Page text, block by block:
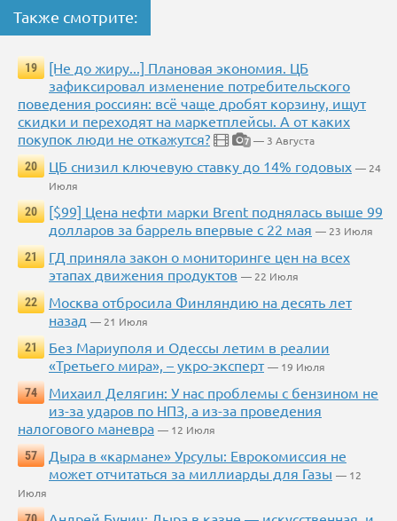
Также смотрите:
19
[Не до жиру...] Плановая экономия. ЦБ
зафиксировал изменение потребительского
поведения россиян: всё чаще дробят корзину, ищут
скидки и переходят на маркетплейсы. А от каких
покупок люди не откажутся?
7 — 3 Августа
20
ЦБ снизил ключевую ставку до 14% годовых — 24
Июля
20
[$99] Цена нефти марки Brent поднялась выше 99
долларов за баррель впервые с 22 мая — 23 Июля
21
ГД приняла закон о мониторинге цен на всех
этапах движения продуктов — 22 Июля
22
Москва отбросила Финляндию на десять лет
назад — 21 Июля
21
Без Мариуполя и Одессы летим в реалии
«Третьего мира», – укро-эксперт — 19 Июля
74
Михаил Делягин: У нас проблемы с бензином не
из-за ударов по НПЗ, а из-за проведения
налогового маневра — 12 Июля
57
Дыра в «кармане» Урсулы: Еврокомиссия не
может отчитаться за миллиарды для Газы — 12
Июля